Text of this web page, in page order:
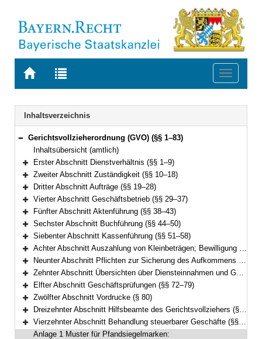
Zur
BAYERN.RECHT
Zur
letzten
Suche
Toggle
Navigation
Inhaltsverzeichnis
Bereich reduzieren
Gerichtsvollzieherordnung (GVO) (§§ 1–83)
Inhaltsübersicht (amtlich)
Bereich erweitern
Erster Abschnitt Dienstverhältnis (§§ 1–9)
Bereich erweitern
Zweiter Abschnitt Zuständigkeit (§§ 10–18)
Bereich erweitern
Dritter Abschnitt Aufträge (§§ 19–28)
Bereich erweitern
Vierter Abschnitt Geschäftsbetrieb (§§ 29–37)
Bereich erweitern
Fünfter Abschnitt Aktenführung (§§ 38–43)
Bereich erweitern
Sechster Abschnitt Buchführung (§§ 44–50)
Bereich erweitern
Siebenter Abschnitt Kassenführung (§§ 51–58)
Bereich erweitern
Achter Abschnitt Auszahlung von Kleinbeträgen; Bewilligung von Prozess- oder Verfahrenskostenhilfe (§§ 59–61)
Bereich erweitern
Neunter Abschnitt Pflichten zur Sicherung des Aufkommens aus Steuern und Abgaben (§§ 62–69)
Bereich erweitern
Zehnter Abschnitt Übersichten über Diensteinnahmen und Geschäftstätigkeit (§§ 70–71)
Bereich erweitern
Elfter Abschnitt Geschäftsprüfungen (§§ 72–79)
Bereich erweitern
Zwölfter Abschnitt Vordrucke (§ 80)
Bereich erweitern
Dreizehnter Abschnitt Hilfsbeamte des Gerichtsvollziehers (§ 81)
Bereich erweitern
Vierzehnter Abschnitt Behandlung steuerbarer Geschäfte (§§ 82–83)
Anlage 1 Muster für Pfandsiegelmarken: